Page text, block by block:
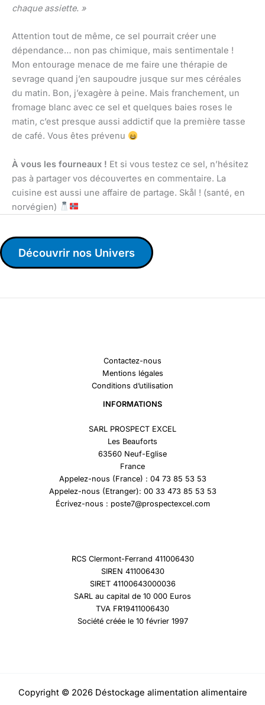
chaque assiette. »
Attention tout de même, ce sel pourrait créer une
dépendance… non pas chimique, mais sentimentale !
Mon entourage menace de me faire une thérapie de
sevrage quand j’en saupoudre jusque sur mes céréales
du matin. Bon, j’exagère à peine. Mais franchement, un
fromage blanc avec ce sel et quelques baies roses le
matin, c’est presque aussi addictif que la première tasse
de café. Vous êtes prévenu
À vous les fourneaux ! Et si vous testez ce sel, n’hésitez
pas à partager vos découvertes en commentaire. La
cuisine est aussi une affaire de partage. Skål ! (santé, en
norvégien)
Découvrir nos Univers
Contactez-nous
Mentions légales
Conditions d’utilisation
INFORMATIONS
SARL PROSPECT EXCEL
Les Beauforts
63560 Neuf-Eglise
France
Appelez-nous (France) : 04 73 85 53 53
Appelez-nous (Etranger): 00 33 473 85 53 53
Écrivez-nous : poste7@prospectexcel.com
RCS Clermont-Ferrand 411006430
SIREN 411006430
SIRET 41100643000036
SARL au capital de 10 000 Euros
TVA FR19411006430
Société créée le 10 février 1997
Copyright © 2026 Déstockage alimentation alimentaire